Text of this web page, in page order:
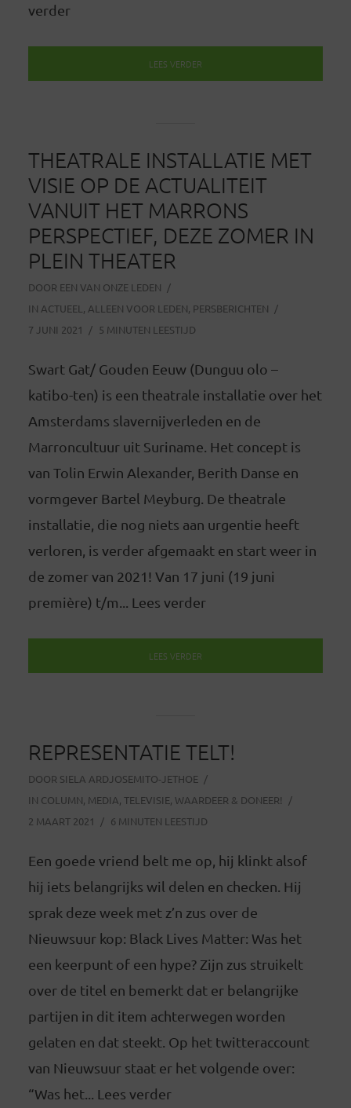
verder
LEES VERDER
THEATRALE INSTALLATIE MET
VISIE OP DE ACTUALITEIT
VANUIT HET MARRONS
PERSPECTIEF, DEZE ZOMER IN
PLEIN THEATER
DOOR EEN VAN ONZE LEDEN
IN ACTUEEL , ALLEEN VOOR LEDEN, PERSBERICHTEN
7 JUNI 2021
5 MINUTEN LEESTIJD
Swart Gat/ Gouden Eeuw (Dunguu olo –
katibo-ten) is een theatrale installatie over het
Amsterdams slavernijverleden en de
Marroncultuur uit Suriname. Het concept is
van Tolin Erwin Alexander, Berith Danse en
vormgever Bartel Meyburg. De theatrale
installatie, die nog niets aan urgentie heeft
verloren, is verder afgemaakt en start weer in
de zomer van 2021! Van 17 juni (19 juni
première) t/m... Lees verder
LEES VERDER
REPRESENTATIE TELT!
DOOR SIELA ARDJOSEMITO-JETHOE
IN COLUMN, MEDIA, TELEVISIE, WAARDEER & DONEER!
2 MAART 2021
6 MINUTEN LEESTIJD
Een goede vriend belt me op, hij klinkt alsof
hij iets belangrijks wil delen en checken. Hij
sprak deze week met z’n zus over de
Nieuwsuur kop: Black Lives Matter: Was het
een keerpunt of een hype? Zijn zus struikelt
over de titel en bemerkt dat er belangrijke
partijen in dit item achterwegen worden
gelaten en dat steekt. Op het twitteraccount
van Nieuwsuur staat er het volgende over:
“Was het... Lees verder